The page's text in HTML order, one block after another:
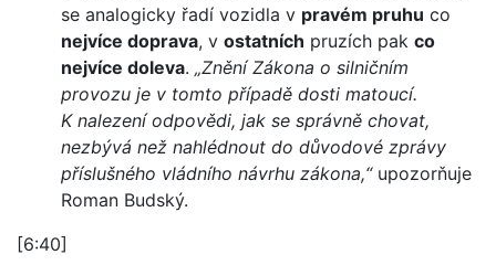
se analogicky řadí vozidla v pravém pruhu co
nejvíce doprava, v ostatních pruzích pak co
nejvíce doleva. „Znění Zákona o silničním
provozu je v tomto případě dosti matoucí.
K nalezení odpovědi, jak se správně chovat,
nezbývá než nahlédnout do důvodové zprávy
příslušného vládního návrhu zákona,“upozorňuje
Roman Budský.
[6:40]